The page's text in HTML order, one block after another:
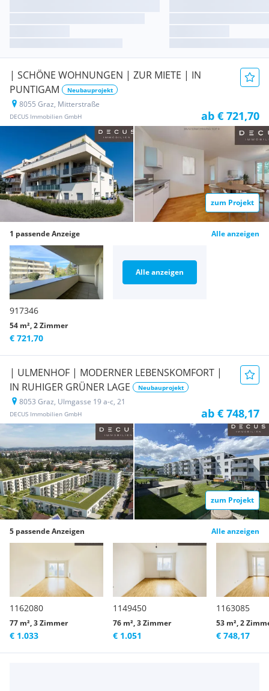
| SCHÖNE WOHNUNGEN | ZUR MIETE | IN
PUNTIGAM
Neubauprojekt
8055 Graz, Mitterstraße
DECUS Immobilien GmbH ab € 721,70
zum Projekt
1 passende Anzeige Alle anzeigen
917346
54 m², 2 Zimmer
€ 721,70
Alle anzeigen
| ULMENHOF | MODERNER LEBENSKOMFORT |
IN RUHIGER GRÜNER LAGE
Neubauprojekt
8053 Graz, Ulmgasse 19 a-c, 21
DECUS Immobilien GmbH ab € 748,17
zum Projekt
5 passende Anzeigen Alle anzeigen
1162080
77 m², 3 Zimmer
€ 1.033
1149450
76 m², 3 Zimmer
€ 1.051
1163085
53 m², 2
€ 748,17